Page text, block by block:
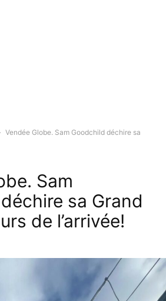
Vendée Globe. Sam Goodchild déchire sa
Sam
sa Grand
de l’arrivée!